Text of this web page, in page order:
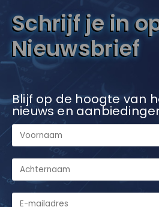
Schrijf je in
Nieuwsbrief
Blijf op de hoogte van
nieuws en